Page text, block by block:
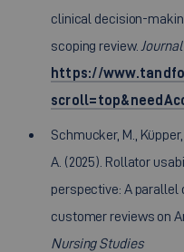
clinical decision-
scoping review.
https://
Schmucker, M., Küpper,
A. (2025). Rollator
perspective: A
customer reviews on
Nursing Studies